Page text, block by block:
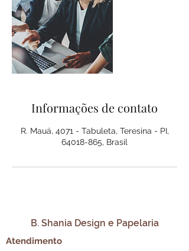
Informações de contato
R. Mauá, 4071 - Tabuleta, Teresina - PI,
64018-865, Brasil
B. Shania Design e Papelaria
Atendimento